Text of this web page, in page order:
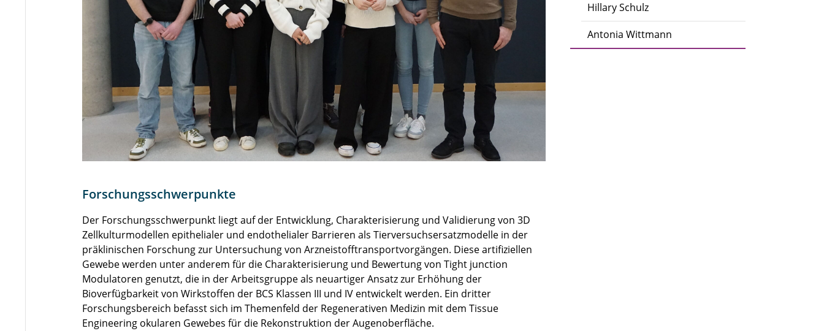
Hillary Schulz
Antonia Wittmann
Forschungsschwerpunkte
Der Forschungsschwerpunkt liegt auf der Entwicklung, Charakterisierung und Validierung von 3D
Zellkulturmodellen epithelialer und endothelialer Barrieren als Tierversuchsersatzmodelle in der
präklinischen Forschung zur Untersuchung von Arzneistofftransportvorgängen. Diese artifiziellen
Gewebe werden unter anderem für die Charakterisierung und Bewertung von Tight junction
Modulatoren genutzt, die in der Arbeitsgruppe als neuartiger Ansatz zur Erhöhung der
Bioverfügbarkeit von Wirkstoffen der BCS Klassen III und IV entwickelt werden. Ein dritter
Forschungsbereich befasst sich im Themenfeld der Regenerativen Medizin mit dem Tissue
Engineering okularen Gewebes für die Rekonstruktion der Augenoberfläche.